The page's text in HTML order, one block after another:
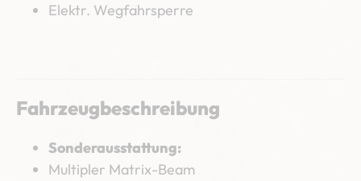
Elektr. Wegfahrsperre
Fahrzeugbeschreibung
Sonderausstattung:
Multipler Matrix-Beam